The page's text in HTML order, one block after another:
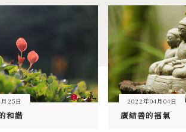
25日
和諧
2022年04月04日
廣結善的福氣